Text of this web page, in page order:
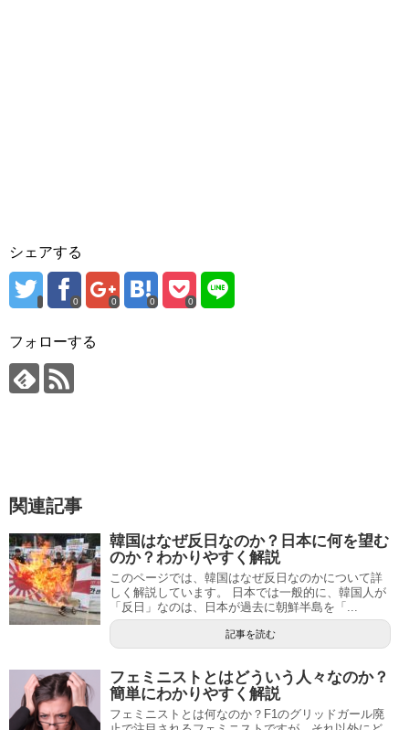
シェアする
0 0 0 0
フォローする
関連記事
韓国はなぜ反日なのか？日本に何を望む
のか？わかりやすく解説
このページでは、韓国はなぜ反日なのかについて詳
しく解説しています。 日本では一般的に、韓国人が
「反日」なのは、日本が過去に朝鮮半島を「...
記事を読む
フェミニストとはどういう人々なのか？
簡単にわかりやすく解説
フェミニストとは何なのか？F1のグリッドガール廃